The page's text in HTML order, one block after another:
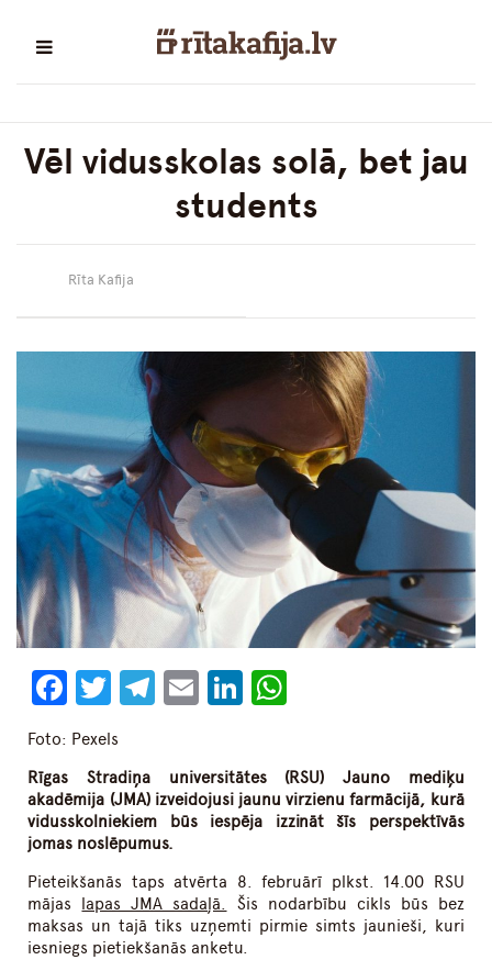
Vēl vidusskolas solā, bet jau
students
Rīta Kafija
Facebook
Twitter
Telegram
EmailLinkedIn
Foto: Pexels
Rīgas Stradiņa universitātes (RSU) Jauno mediķu
akadēmija (JMA) izveidojusi jaunu virzienu farmācijā, kurā
vidusskolniekiem būs iespēja izzināt šīs perspektīvās
jomas noslēpumus.
Pieteikšanās taps atvērta 8. februārī plkst. 14.00 RSU
mājas
lapas JMA sadaļā.
Šis nodarbību cikls būs bez
maksas un tajā tiks uzņemti pirmie simts jaunieši, kuri
iesniegs pietiekšanās anketu.